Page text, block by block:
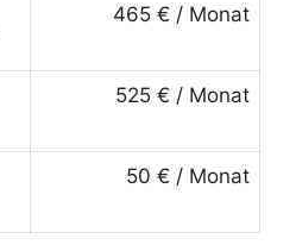
465 € / Monat
525 € / Monat
50 € / Monat